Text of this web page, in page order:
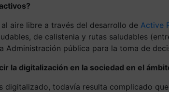
al aire libre a través del desarrollo de Active
de calistenia y rutas saludables
Administración pública para la toma de
la digitalización en la sociedad en el
digitalizado, todavía resulta complicado